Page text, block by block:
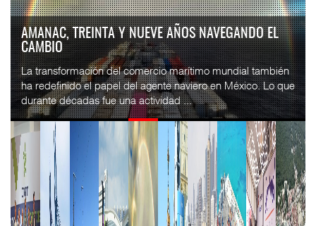
AMANAC, TREINTA Y NUEVE AÑOS NAVEGANDO EL
CAMBIO
La transformación del comercio marítimo mundial también
ha redefinido el papel del agente naviero en México. Lo que
durante décadas fue una actividad ...